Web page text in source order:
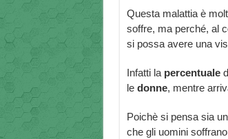
Questa malattia è
soffre, ma perché, al
si possa avere una
Infatti la percentuale
le donne, mentre
Poichè si pensa sia
che gli uomini